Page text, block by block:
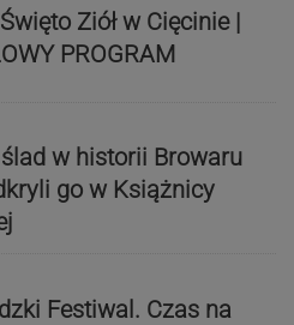
Ziół w Cięcinie |
PROGRAM
w historii Browaru
go w Książnicy
Festiwal. Czas na